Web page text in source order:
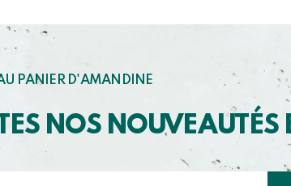
PANIER D'AMANDINE
NOS